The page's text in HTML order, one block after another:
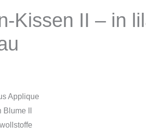
Kissen II – in
Applique
II